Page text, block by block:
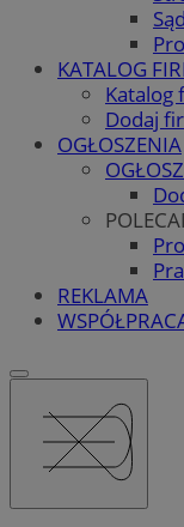
KATALOG
Katalog
Dodaj
OGŁOSZENIA
REKLAMA